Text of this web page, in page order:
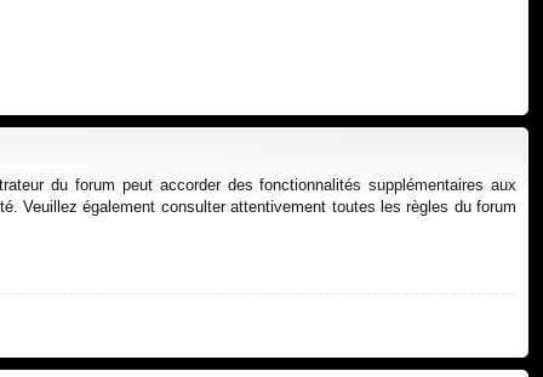
du forum peut accorder des fonctionnalités supplémentaires aux
Veuillez également consulter attentivement toutes les règles du forum